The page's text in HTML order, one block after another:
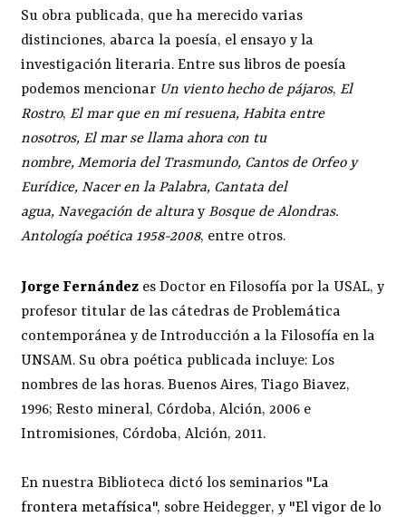
Su obra publicada, que ha merecido varias
distinciones, abarca la poesía, el ensayo y la
investigación literaria. Entre sus libros de poesía
podemos mencionar Un viento hecho de pájaros,El
Rostro,El mar que en mí resuena, Habita entre
nosotros, El mar se llama ahora con tu
nombre, Memoria del Trasmundo, Cantos de Orfeo y
Eurídice, Nacer en la Palabra, Cantata del
agua, Navegación de alturay Bosque de Alondras.
Antología poética 1958-2008, entre otros.
Jorge Fernández es Doctor en Filosofía por la USAL, y
profesor titular de las cátedras de Problemática
contemporánea y de Introducción a la Filosofía en la
UNSAM. Su obra poética publicada incluye: Los
nombres de las horas. Buenos Aires, Tiago Biavez,
1996; Resto mineral, Córdoba, Alción, 2006 e
Intromisiones, Córdoba, Alción, 2011.
En nuestra Biblioteca dictó los seminarios "La
frontera metafísica", sobre Heidegger, y "El vigor de lo